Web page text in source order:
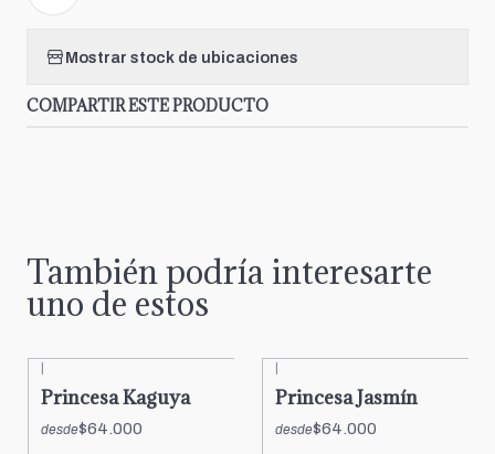
Mostrar stock de ubicaciones
COMPARTIR ESTE PRODUCTO
También podría interesarte
uno de estos
Princesa Kaguya
desde$64.000
Princesa Jasmín
desde$64.000